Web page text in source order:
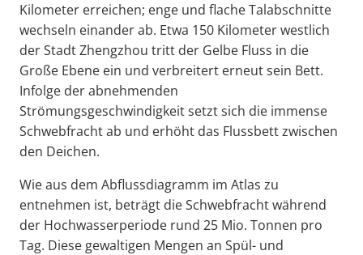
Kilometer erreichen; enge und flache Talabschnitte
wechseln einander ab. Etwa 150 Kilometer westlich
der Stadt Zhengzhou tritt der Gelbe Fluss in die
Große Ebene ein und verbreitert erneut sein Bett.
Infolge der abnehmenden
Strömungsgeschwindigkeit setzt sich die immense
Schwebfracht ab und erhöht das Flussbett zwischen
den Deichen.
Wie aus dem Abflussdiagramm im Atlas zu
entnehmen ist, beträgt die Schwebfracht während
der Hochwasserperiode rund 25 Mio. Tonnen pro
Tag. Diese gewaltigen Mengen an Spül- und